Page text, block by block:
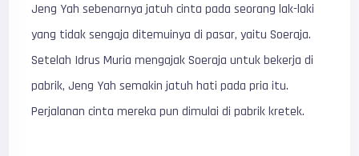
Jeng Yah sebenarnya jatuh cinta pada seorang lak-laki
yang tidak sengaja ditemuinya di pasar, yaitu Soeraja.
Setelah Idrus Muria mengajak Soeraja untuk bekerja di
pabrik, Jeng Yah semakin jatuh hati pada pria itu.
Perjalanan cinta mereka pun dimulai di pabrik kretek.